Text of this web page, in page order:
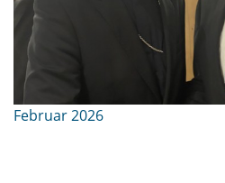
Februar 2026